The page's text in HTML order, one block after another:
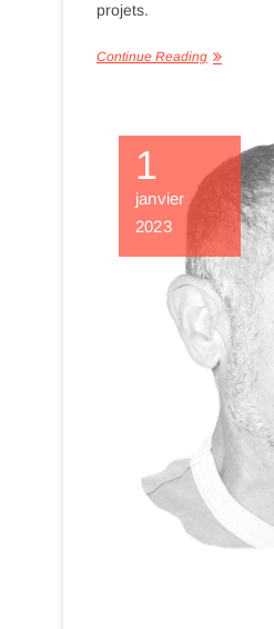
projets.
Continue Reading
1
janvier
2023